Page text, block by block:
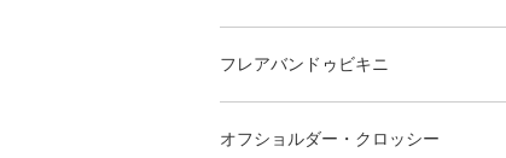
フレアバンドゥビキニ
オフショルダー・クロッシー